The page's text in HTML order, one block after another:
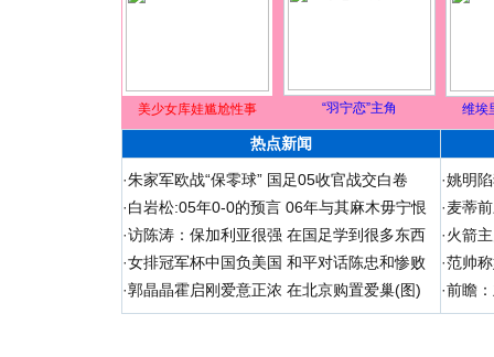
美少女库娃尴尬性事 “羽宁恋”主角 维埃
热点新闻
·朱家军欧战“保零球” 国足05收官战交白卷
·白岩松:05年0-0的预言 06年与其麻木毋宁恨
·访陈涛：保加利亚很强 在国足学到很多东西
·女排冠军杯中国负美国 和平对话陈忠和惨败
·郭晶晶霍启刚爱意正浓 在北京购置爱巢(图)
·姚明
·麦蒂
·火箭
·范帅
·前瞻